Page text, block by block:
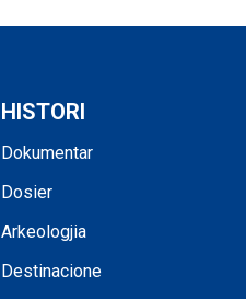
HISTORI
Dokumentar
Dosier
Arkeologjia
Destinacione